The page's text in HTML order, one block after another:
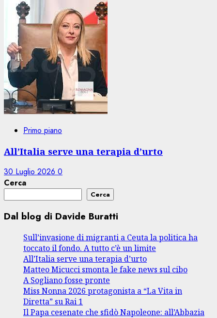
Primo piano
All’Italia serve una terapia d’urto
30 Luglio 2026 0
Cerca
Cerca
Dal blog di Davide Buratti
Sull’invasione di migranti a Ceuta la politica ha
toccato il fondo. A tutto c’è un limite
All’Italia serve una terapia d’urto
Matteo Micucci smonta le fake news sul cibo
A Sogliano fosse pronte
Miss Nonna 2026 protagonista a “La Vita in
Diretta” su Rai 1
Il Papa cesenate che sfidò Napoleone: all’Abbazia